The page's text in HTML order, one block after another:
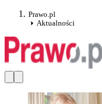
Prawo.pl
Aktualności